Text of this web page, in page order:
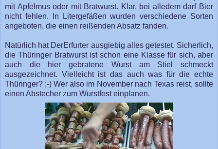
mit Apfelmus oder mit Bratwurst. Klar, bei alledem darf Bier
nicht fehlen. In Litergefäßen wurden verschiedene Sorten
angeboten, die einen reißenden Absatz fanden.
Natürlich hat DerErfurter ausgiebig alles getestet. Sicherlich,
die Thüringer Bratwurst ist schon eine Klasse für sich, aber
auch die hier gebratene Wurst am Stiel schmeckt
ausgezeichnet. Vielleicht ist das auch was für die echte
Thüringer? ;-) Wer also im November nach Texas reist, sollte
einen Abstecher zum Wurstfest einplanen.